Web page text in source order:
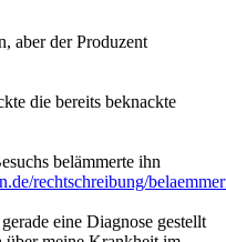
aber der Produzent
die bereits beknackte
belämmerte ihn
rechtschreibung/
eine Diagnose gestellt